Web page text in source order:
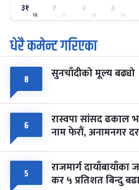
२५
मंगल
ग्याल्पो ल्होसार
फाल्गुन २५, २०८३ Mar 9, 2027
७
आइत
पूर्णिमा व्रत
चैत्र ७, २०८३-Mar 21, 2027
८ फागुपूर्णिमा
३१
16
१
17
२
18
३
19
धेरै कमेन्ट गरिएका
८ सुनचाँदीको मूल्य बढ्यो
६ रास्वपा सांसद ढकाल
नाम फेरौं, अनामनगर
५ राजमार्ग दायाँबायाँका
कर ५ प्रतिशत बिन्दु